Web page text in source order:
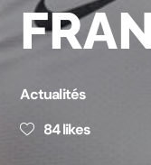
Actualités
84likes